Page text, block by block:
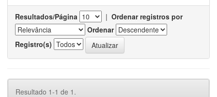
Resultados/Página | Ordenar registros por
Ordenar
Registro(s)
Resultado 1-1 de 1.